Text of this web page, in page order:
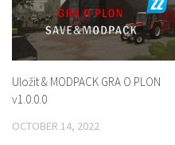
Uložit & MODPACK GRA O PLON
v1.0.0.0
OCTOBER 14, 2022